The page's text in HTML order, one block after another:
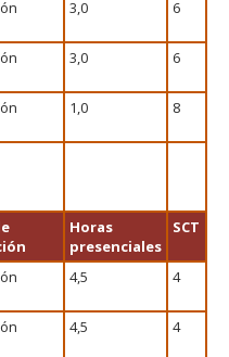
3,0 6
3,0 6
1,0 8
Horas
presenciales
SCT
4,5 4
4,5 4